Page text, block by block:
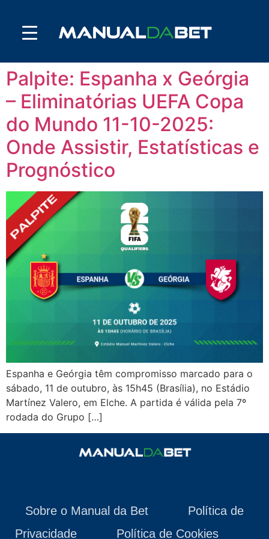
Palpite: Espanha x Geórgia
– Eliminatórias UEFA Copa
do Mundo 11-10-2025:
Onde Assistir, Estatísticas e
Prognóstico
Espanha e Geórgia têm compromisso marcado para o
sábado, 11 de outubro, às 15h45 (Brasília), no Estádio
Martínez Valero, em Elche. A partida é válida pela 7º
rodada do Grupo […]
Sobre o Manual da Bet
Política de
Privacidade
Política de Cookies